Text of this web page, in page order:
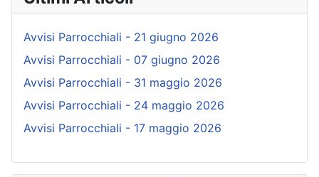
Avvisi Parrocchiali - 21 giugno 2026
Avvisi Parrocchiali - 07 giugno 2026
Avvisi Parrocchiali - 31 maggio 2026
Avvisi Parrocchiali - 24 maggio 2026
Avvisi Parrocchiali - 17 maggio 2026